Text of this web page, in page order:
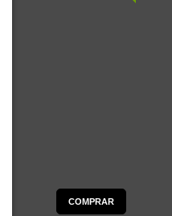
COMPRAR